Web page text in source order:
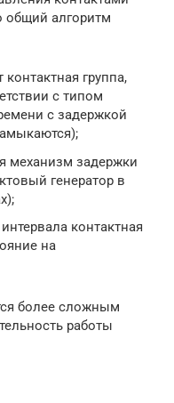
общий алгоритм
группа,
с типом
с задержкой
механизм задержки
генератор в
контактная
на
более сложным
работы